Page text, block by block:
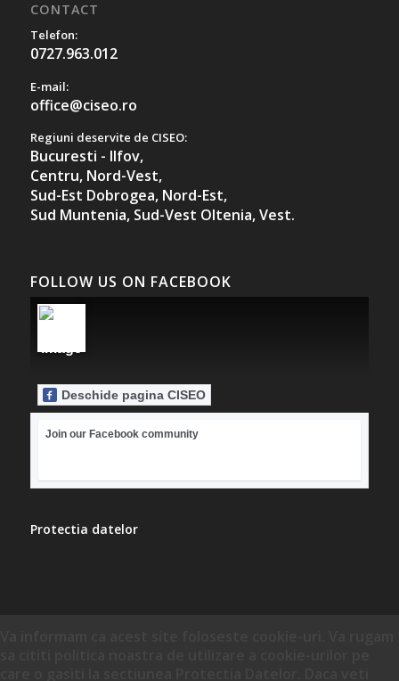
CONTACT
Telefon:
0727.963.012
E-mail:
office@ciseo.ro
Regiuni deservite de CISEO:
Bucuresti - Ilfov,
Centru, Nord-Vest,
Sud-Est Dobrogea,Nord-Est,
Sud Muntenia, Sud-Vest Oltenia,Vest.
FOLLOW US ON FACEBOOK
Deschide pagina CISEO
Join our Facebook community
Protectia datelor